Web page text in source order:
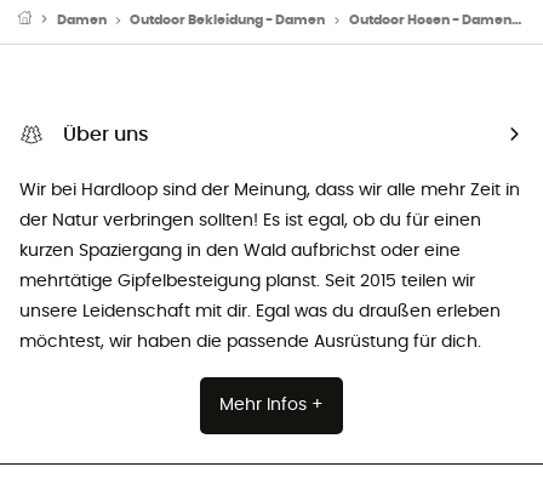
Damen Outdoor Bekleidung - Damen Outdoor Hosen - Damen
Über uns
Wir bei Hardloop sind der Meinung, dass wir alle mehr Zeit in
der Natur verbringen sollten! Es ist egal, ob du für einen
kurzen Spaziergang in den Wald aufbrichst oder eine
mehrtätige Gipfelbesteigung planst. Seit 2015 teilen wir
unsere Leidenschaft mit dir. Egal was du draußen erleben
möchtest, wir haben die passende Ausrüstung für dich.
Mehr Infos +